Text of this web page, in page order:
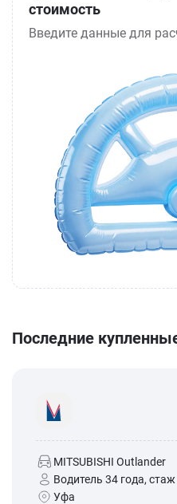
стоимость
Введите данные для
Последние
MITSUBISHI Outlander
Водитель 34 года,
Уфа